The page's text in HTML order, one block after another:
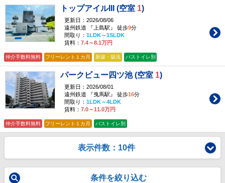
トップアイルIII (空室 1)
更新日：2026/08/06
遠州鉄道 『上島駅』 徒歩9分
間取り： 1LDK～1SLDK
賃料： 7.4～8.1万円
仲介手数料無料 フリーレント１カ月 新築・築浅 バストイレ別
パークビュー四ツ池 (空室 1)
更新日：2026/08/01
遠州鉄道 『曳馬駅』 徒歩16分
間取り： 1LDK～4LDK
賃料： 7.0～11.0万円
仲介手数料無料 フリーレント１カ月 バストイレ別
表示件数：10件
条件を絞り込む